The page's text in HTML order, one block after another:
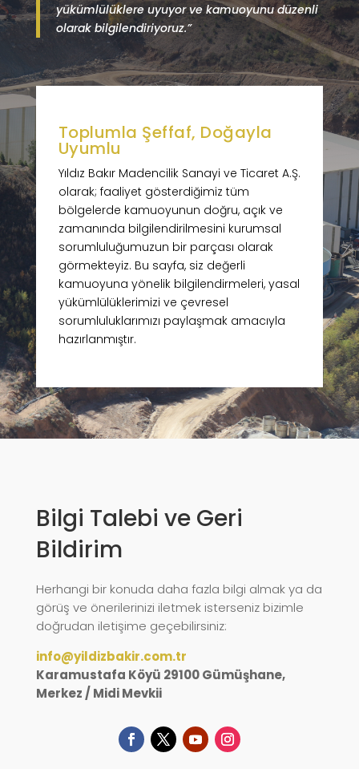
yükümlülüklere uyuyor ve kamuoyunu düzenli
olarak bilgilendiriyoruz.”
Toplumla Şeffaf, Doğayla
Uyumlu
Yıldız Bakır Madencilik Sanayi ve Ticaret A.Ş.
olarak; faaliyet gösterdiğimiz tüm
bölgelerde kamuoyunun doğru, açık ve
zamanında bilgilendirilmesini kurumsal
sorumluluğumuzun bir parçası olarak
görmekteyiz. Bu sayfa, siz değerli
kamuoyuna yönelik bilgilendirmeleri, yasal
yükümlülüklerimizi ve çevresel
sorumluluklarımızı paylaşmak amacıyla
hazırlanmıştır.
Bilgi Talebi ve Geri
Bildirim
Herhangi bir konuda daha fazla bilgi almak ya da
görüş ve önerilerinizi iletmek isterseniz bizimle
doğrudan iletişime geçebilirsiniz:
info@yildizbakir.com.tr
Karamustafa Köyü 29100 Gümüşhane,
Merkez / Midi Mevkii